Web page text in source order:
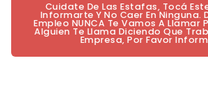
Cuidate De Las Estafas, Tocá
Informarte Y No Caer En Ninguna.
Empleo NUNCA Te Vamos A Llamar
Alguien Te Llama Diciendo Que
Empresa, Por Favor